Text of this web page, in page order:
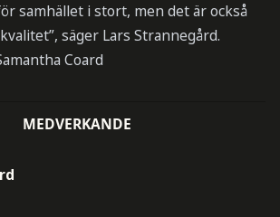
samhället i stort, men det är också
säger Lars Strannegård.
Coard
MEDVERKANDE